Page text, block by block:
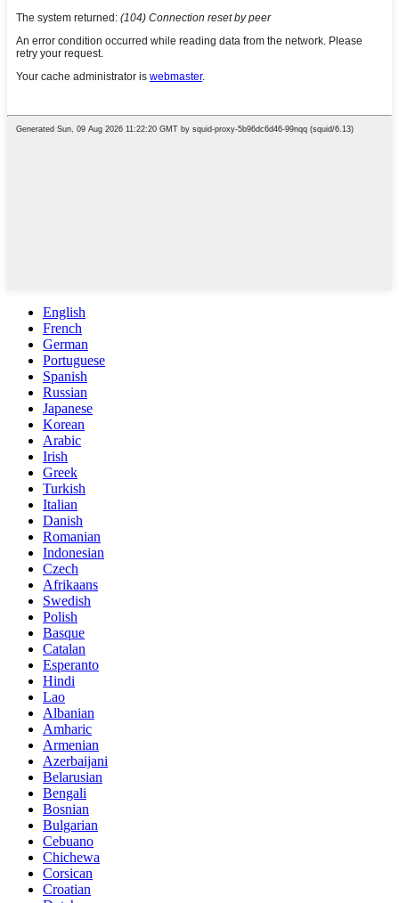
English
French
German
Portuguese
Spanish
Russian
Japanese
Korean
Arabic
Irish
Greek
Turkish
Italian
Danish
Romanian
Indonesian
Czech
Afrikaans
Swedish
Polish
Basque
Catalan
Esperanto
Hindi
Lao
Albanian
Amharic
Armenian
Azerbaijani
Belarusian
Bengali
Bosnian
Bulgarian
Cebuano
Chichewa
Corsican
Croatian